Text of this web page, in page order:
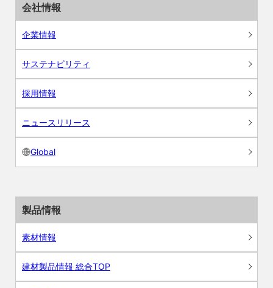
会社情報
企業情報
サステナビリティ
採用情報
ニュースリリース
Global
製品情報
素材情報
建材製品情報 総合TOP